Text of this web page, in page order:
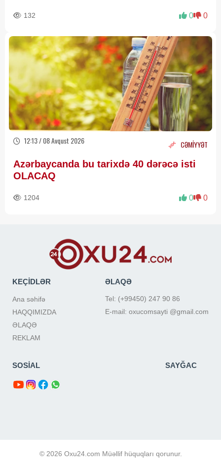
132 0 0
12:13 / 08 Avqust 2026 CƏMİYYƏT
Azərbaycanda bu tarixdə 40 dərəcə isti
OLACAQ
1204 0 0
KEÇİDLƏR
Ana səhifə
HAQQIMIZDA
ƏLAQƏ
REKLAM
ƏLAQƏ
Tel: (+99450) 247 90 86
E-mail: oxucomsayti @gmail.com
SOSİAL SAYĞAC
© 2026 Oxu24.com Müəllif hüquqları qorunur.